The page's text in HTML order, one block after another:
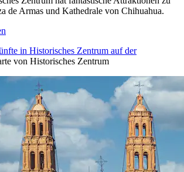
de Armas und Kathedrale von Chihuahua.
in Historisches Zentrum auf der